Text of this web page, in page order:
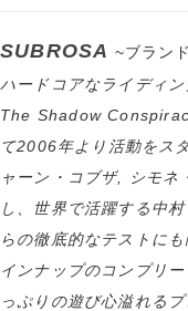
SUBROSA ~ブラン
ハードコアなライディ
The Shadow
て2006年より活動をス
ャーン・コブザ, シモネ
し、世界で活躍する中
らの徹底的なテストに
インナップのコンプリ
っぷりの遊び心溢れる